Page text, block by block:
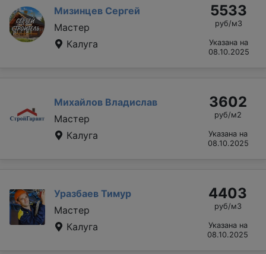
Мизинцев Сергей
Мастер
Калуга
5533
руб/м3
Указана на
08.10.2025
Михайлов Владислав
Мастер
Калуга
3602
руб/м2
Указана на
08.10.2025
Уразбаев Тимур
Мастер
Калуга
4403
руб/м3
Указана на
08.10.2025